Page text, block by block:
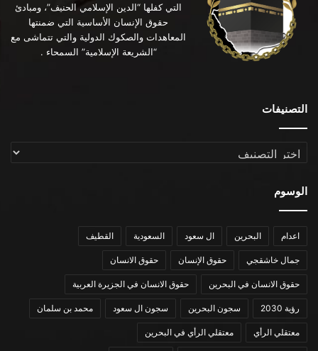
التي كفلها “الدين الإسلامي الحنيف”، ومبادئ
حقوق الإنسان الأساسية التي ضمنتها
المعاهدات والصكوك الدولية والتي تتماشى مع
“الشريعة الإسلامية” السمحاء .
التصنيفات
التصنيفات
الوسوم
اعدام البحرين ال سعود السعودية القطيف
جمال خاشقجي حقوق الإنسان حقوق الانسان
حقوق الانسان في البحرين حقوق الانسان في الجزيرة العربية
رؤية 2030 سجون البحرين سجون ال سعود محمد بن سلمان
معتقلي الرأي معتقلي الرأي في البحرين